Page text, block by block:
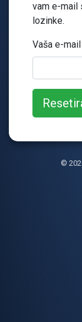
vam e-mail
lozinke.
Vaša e-
©